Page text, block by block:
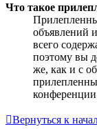
Что такое
объявлений
всего
поэтому вы
же, как и с
Вернуться к